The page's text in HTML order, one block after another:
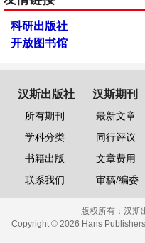
科研出版社
开放图书馆
汉斯出版社
所有期刊
学科分类
书籍出版
联系我们
汉斯期刊
最新文章
同行评议
文章费用
审稿/编委
版权所有： 汉斯
Copyright © 2026 Hans